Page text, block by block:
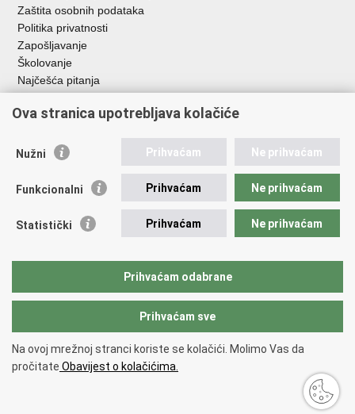
Zaštita osobnih podataka
Politika privatnosti
Zapošljavanje
Školovanje
Najčešća pitanja
Važne poveznice
EMN Nacionalna kontaktna točka za Republiku Hrvatsku
Policijska akademija
Zaklada policijske solidarnosti
Udruge
Copyright © 2026 Ministarstvo unutarnjih poslova Republike Hrvatske.
Uvjeti korištenja.Izjava o pristupačnosti
Ova stranica upotrebljava kolačiće
Nužni Prihvaćam Ne prihvaćam
Funkcionalni Prihvaćam Ne prihvaćam
Statistički Prihvaćam Ne prihvaćam
Prihvaćam odabrane
Prihvaćam sve
Na ovoj mrežnoj stranci koriste se kolačići. Molimo Vas da
pročitate Obavijest o kolačićima.